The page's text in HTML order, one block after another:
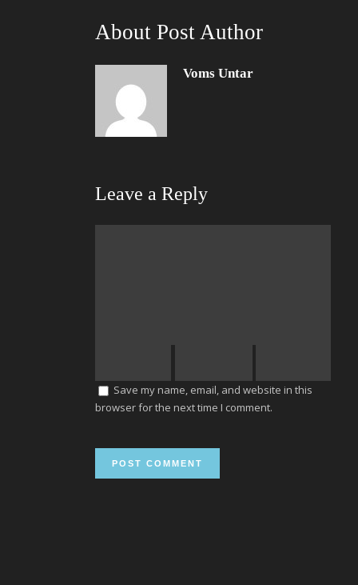
About Post Author
Voms Untar
Leave a Reply
Save my name, email, and website in this
browser for the next time I comment.